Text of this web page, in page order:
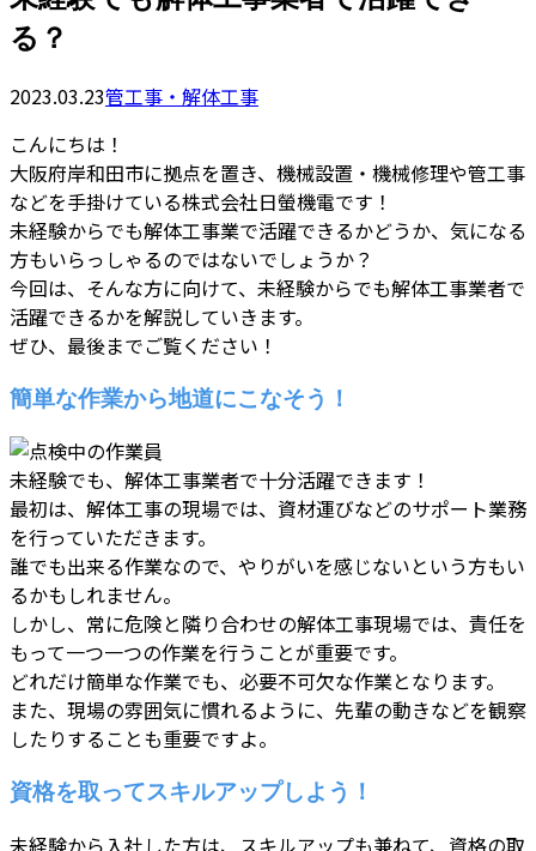
る？
2023.03.23管工事・解体工事
こんにちは！
大阪府岸和田市に拠点を置き、機械設置・機械修理や管工事
などを手掛けている株式会社日螢機電です！
未経験からでも解体工事業で活躍できるかどうか、気になる
方もいらっしゃるのではないでしょうか？
今回は、そんな方に向けて、未経験からでも解体工事業者で
活躍できるかを解説していきます。
ぜひ、最後までご覧ください！
簡単な作業から地道にこなそう！
未経験でも、解体工事業者で十分活躍できます！
最初は、解体工事の現場では、資材運びなどのサポート業務
を行っていただきます。
誰でも出来る作業なので、やりがいを感じないという方もい
るかもしれません。
しかし、常に危険と隣り合わせの解体工事現場では、責任を
もって一つ一つの作業を行うことが重要です。
どれだけ簡単な作業でも、必要不可欠な作業となります。
また、現場の雰囲気に慣れるように、先輩の動きなどを観察
したりすることも重要ですよ。
資格を取ってスキルアップしよう！
未経験から入社した方は、スキルアップも兼ねて、資格の取